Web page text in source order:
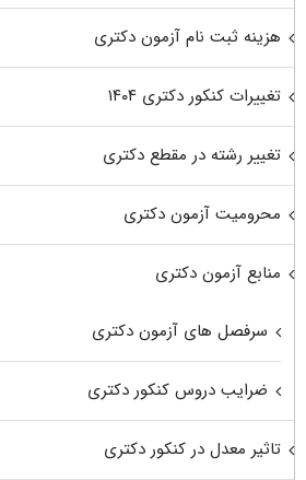
هزینه ثبت نام آزمون دکتری
تغییرات کنکور دکتری ۱۴۰۴
تغییر رشته در مقطع دکتری
محرومیت آزمون دکتری
منابع آزمون دکتری
سرفصل های آزمون دکتری
ضرایب دروس کنکور دکتری
تاثیر معدل در کنکور دکتری